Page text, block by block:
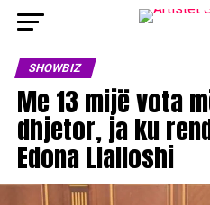
SHOWBIZ
Me 13 mijë vota
dhjetor, ja ku
Edona Llalloshi